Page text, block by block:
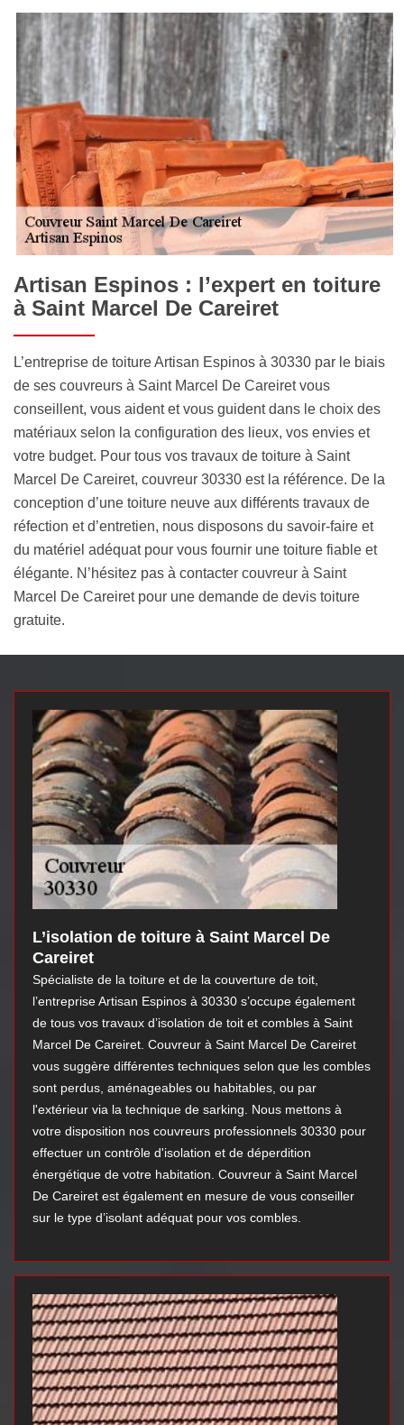
Artisan Espinos : l’expert en toiture
à Saint Marcel De Careiret
L’entreprise de toiture Artisan Espinos à 30330 par le biais
de ses couvreurs à Saint Marcel De Careiret vous
conseillent, vous aident et vous guident dans le choix des
matériaux selon la configuration des lieux, vos envies et
votre budget. Pour tous vos travaux de toiture à Saint
Marcel De Careiret, couvreur 30330 est la référence. De la
conception d’une toiture neuve aux différents travaux de
réfection et d’entretien, nous disposons du savoir-faire et
du matériel adéquat pour vous fournir une toiture fiable et
élégante. N’hésitez pas à contacter couvreur à Saint
Marcel De Careiret pour une demande de devis toiture
gratuite.
L’isolation de toiture à Saint Marcel De
Careiret
Spécialiste de la toiture et de la couverture de toit,
l’entreprise Artisan Espinos à 30330 s’occupe également
de tous vos travaux d’isolation de toit et combles à Saint
Marcel De Careiret. Couvreur à Saint Marcel De Careiret
vous suggère différentes techniques selon que les combles
sont perdus, aménageables ou habitables, ou par
l'extérieur via la technique de sarking. Nous mettons à
votre disposition nos couvreurs professionnels 30330 pour
effectuer un contrôle d'isolation et de déperdition
énergétique de votre habitation. Couvreur à Saint Marcel
De Careiret est également en mesure de vous conseiller
sur le type d’isolant adéquat pour vos combles.